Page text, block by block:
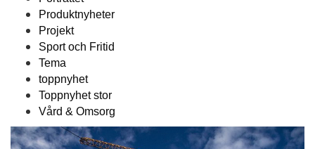
Produktnyheter
Projekt
Sport och Fritid
Tema
toppnyhet
Toppnyhet stor
Vård & Omsorg